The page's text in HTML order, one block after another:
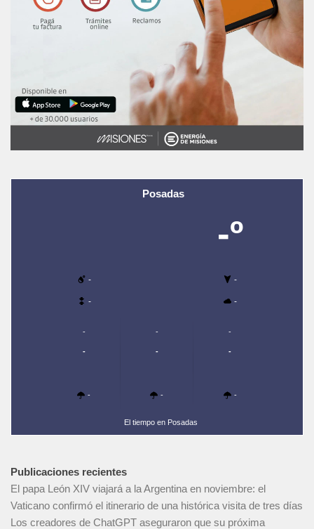
Posadas
-º
- -
- -
-
-
-
-
-
-
-
-
-
El tiempo en Posadas
Publicaciones recientes
El papa León XIV viajará a la Argentina en noviembre: el
Vaticano confirmó el itinerario de una histórica visita de tres días
Los creadores de ChatGPT aseguraron que su próxima